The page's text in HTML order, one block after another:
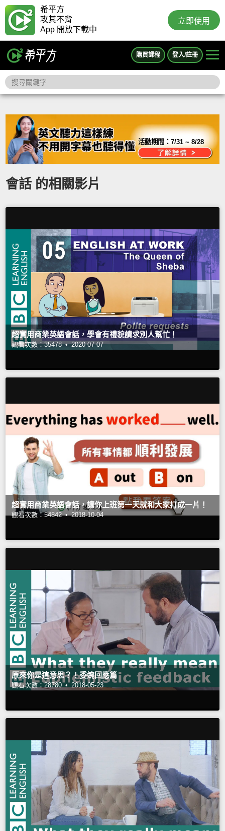
希平方
攻其不背
App 開放下載中
立即使用
購買課程 登入/註冊
活動期間：7/31 ~ 8/28
會話 的相關影片
超實用商業英語會話，學會有禮貌請求別人幫忙！
觀看次數：35478 • 2020-07-07
超實用商業英語會話，讓你上班第一天就和大家打成一片！
觀看次數：54842 • 2018-10-04
原來你是這意思？！委婉回應篇
觀看次數：28780 • 2018-05-23